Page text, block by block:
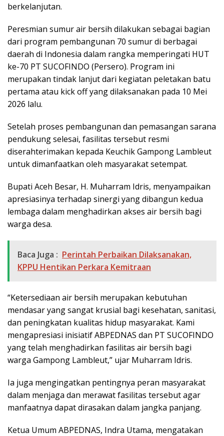
berkelanjutan.
Peresmian sumur air bersih dilakukan sebagai bagian
dari program pembangunan 70 sumur di berbagai
daerah di Indonesia dalam rangka memperingati HUT
ke-70 PT SUCOFINDO (Persero). Program ini
merupakan tindak lanjut dari kegiatan peletakan batu
pertama atau kick off yang dilaksanakan pada 10 Mei
2026 lalu.
Setelah proses pembangunan dan pemasangan sarana
pendukung selesai, fasilitas tersebut resmi
diserahterimakan kepada Keuchik Gampong Lambleut
untuk dimanfaatkan oleh masyarakat setempat.
Bupati Aceh Besar, H. Muharram Idris, menyampaikan
apresiasinya terhadap sinergi yang dibangun kedua
lembaga dalam menghadirkan akses air bersih bagi
warga desa.
Baca Juga : Perintah Perbaikan Dilaksanakan,
KPPU Hentikan Perkara Kemitraan
“Ketersediaan air bersih merupakan kebutuhan
mendasar yang sangat krusial bagi kesehatan, sanitasi,
dan peningkatan kualitas hidup masyarakat. Kami
mengapresiasi inisiatif ABPEDNAS dan PT SUCOFINDO
yang telah menghadirkan fasilitas air bersih bagi
warga Gampong Lambleut,” ujar Muharram Idris.
Ia juga mengingatkan pentingnya peran masyarakat
dalam menjaga dan merawat fasilitas tersebut agar
manfaatnya dapat dirasakan dalam jangka panjang.
Ketua Umum ABPEDNAS, Indra Utama, mengatakan